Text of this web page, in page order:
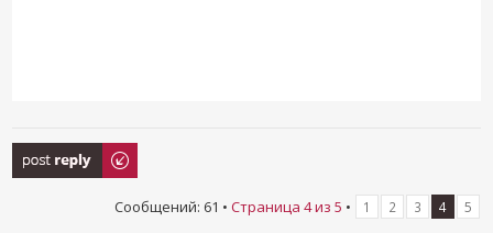
Ответить
Сообщений: 61 • Страница 4из 5 • 1 2 3 4 5